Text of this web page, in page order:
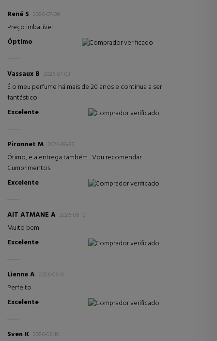
René S 2026-07-08
Preço imbatível
Óptimo
Comprador verificado
Vassaux B 2026-07-03
É o meu perfume há mais de 20 anos e continua a ser
fantástico
Excelente
Comprador verificado
Pironnet M 2026-06-22
Ótimo, e a entrega também... Vou recomendar
Cumprimentos
Excelente
Comprador verificado
AIT ATMANE A 2026-06-13
Muito bem
Excelente
Comprador verificado
Lienne A 2026-06-11
Perfeito
Excelente
Comprador verificado
Sven K 2026-06-10